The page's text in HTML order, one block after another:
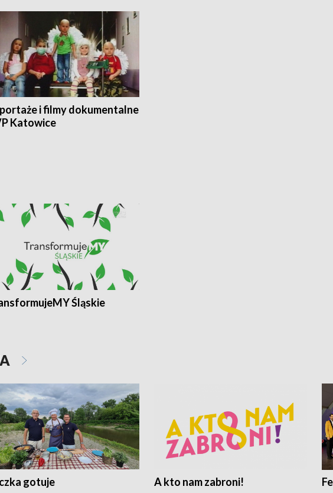
i filmy dokumentalne
Katowice
Śląskie
gotuje A kto nam zabroni!